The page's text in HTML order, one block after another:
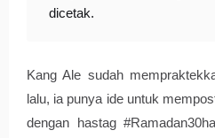
dicetak.
Kang Ale sudah
lalu, ia punya ide untuk
dengan hastag